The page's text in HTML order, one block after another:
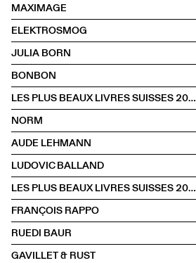
MAXIMAGE
ELEKTROSMOG
JULIA BORN
BONBON
LES PLUS BEAUX LIVRES SUISSES 2013 À LA LIBRAIRIE
NORM
AUDE LEHMANN
LUDOVIC BALLAND
LES PLUS BEAUX LIVRES SUISSES 2012 À LA LIBRAIRIE
FRANÇOIS RAPPO
RUEDI BAUR
GAVILLET & RUST